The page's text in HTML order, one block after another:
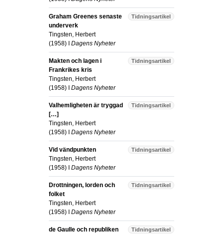
Tidningsartikel
Graham Greenes senaste
underverk
Tingsten, Herbert
(1958) I Dagens Nyheter
Tidningsartikel
Makten och lagen i
Frankrikes kris
Tingsten, Herbert
(1958) I Dagens Nyheter
Tidningsartikel
Valhemligheten är tryggad
[…]
Tingsten, Herbert
(1958) I Dagens Nyheter
Tidningsartikel
Vid vändpunkten
Tingsten, Herbert
(1958) I Dagens Nyheter
Tidningsartikel
Drottningen, lorden och
folket
Tingsten, Herbert
(1958) I Dagens Nyheter
Tidningsartikel
de Gaulle och republiken